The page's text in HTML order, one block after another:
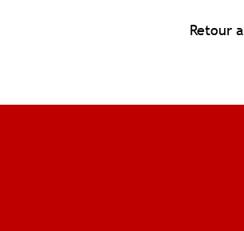
Retour